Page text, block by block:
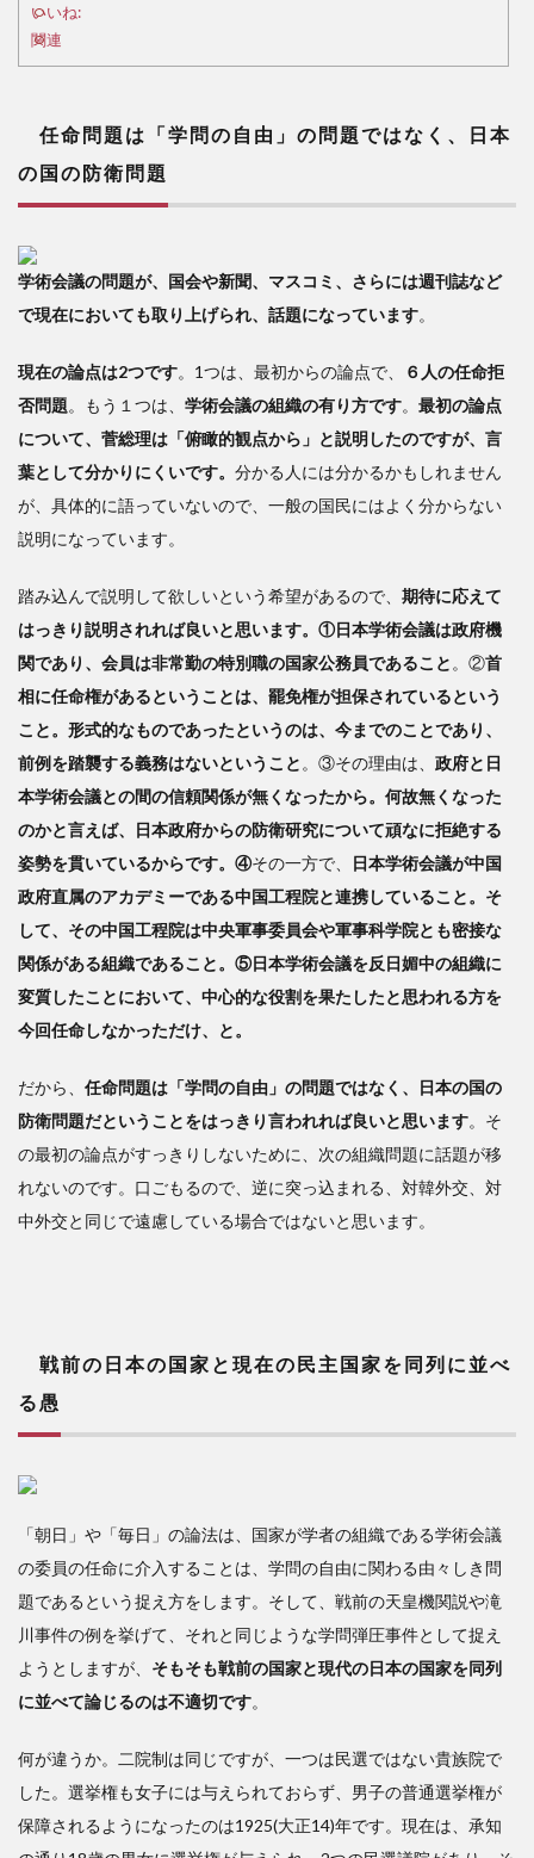
の問
題で
日本
の国
の防
衛問
戦
前の
の国
家と
の民
主国
家を
に並
愚
3
最
後の
は国
家意
識を
た国
が強
くな
いいね:
関連
任命問題は「学問の自由」の問題ではなく、日本
の国の防衛問題
学術会議の問題が、国会や新聞、マスコミ、さらには週刊誌など
で現在においても取り上げられ、話題になっています。
現在の論点は2つです。1つは、最初からの論点で、
６人の任命拒
否問題。もう１つは、 学術会議の組織の有り方です。 最初の論点
について、菅総理は「俯瞰的観点から」と説明したのですが、言
葉として分かりにくいです。 分かる人には分かるかもしれません
が、具体的に語っていないので、一般の国民にはよく分からない
説明になっています。
踏み込んで説明して欲しいという希望があるので、 期待に応えて
はっきり説明されれば良いと思います。①日本学術会議は政府機
関であり、会員は非常勤の特別職の国家公務員であること 。②首
相に任命権があるということは、罷免権が担保されているという
こと。形式的なものであったというのは、今までのことであり、
前例を踏襲する義務はないということ 。③その理由は、 政府と日
本学術会議との間の信頼関係が無くなったから。何故無くなった
のかと言えば、日本政府からの防衛研究について頑なに拒絶する
姿勢を貫いているからです。④その一方で、
日本学術会議が中国
政府直属のアカデミーである中国工程院と連携していること。そ
して、その中国工程院は中央軍事委員会や軍事科学院とも密接な
関係がある組織であること。⑤日本学術会議を反日媚中の組織に
変質したことにおいて、中心的な役割を果たしたと思われる方を
今回任命しなかっただけ、と。
だから、 任命問題は「学問の自由」の問題ではなく、日本の国の
防衛問題だということをはっきり言われれば良いと思います。そ
の最初の論点がすっきりしないために、次の組織問題に話題が移
れないのです。口ごもるので、逆に突っ込まれる、対韓外交、対
中外交と同じで遠慮している場合ではないと思います。
戦前の日本の国家と現在の民主国家を同列に並べ
る愚
「朝日」や「毎日」の論法は、国家が学者の組織である学術会議
の委員の任命に介入することは、学問の自由に関わる由々しき問
題であるという捉え方をします。そして、戦前の天皇機関説や滝
川事件の例を挙げて、それと同じような学問弾圧事件として捉え
ようとしますが、 そもそも戦前の国家と現代の日本の国家を同列
に並べて論じるのは不適切です。
何が違うか。二院制は同じですが、一つは民選ではない貴族院で
した。選挙権も女子には与えられておらず、男子の普通選挙権が
保障されるようになったのは1925(大正14)年です。現在は、承知